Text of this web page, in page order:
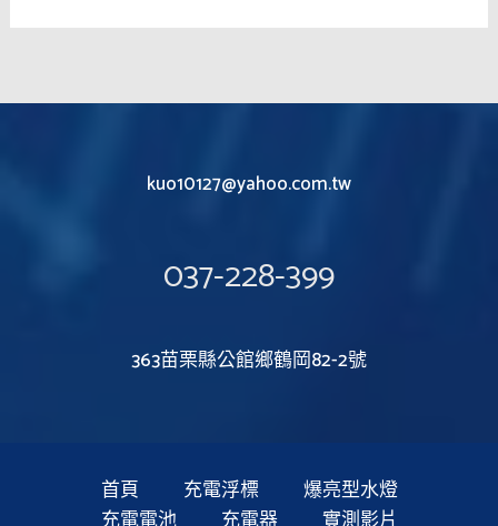
kuo10127@yahoo.com.tw
037-228-399
363苗栗縣公館鄉鶴岡82-2號
首頁 充電浮標
爆亮型水燈